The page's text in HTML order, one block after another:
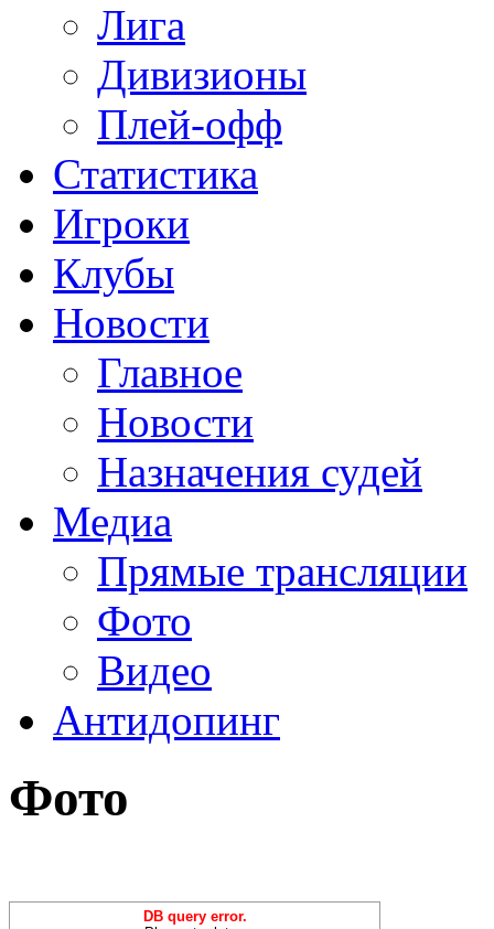
Лига
Дивизионы
Плей-офф
Статистика
Игроки
Клубы
Новости
Главное
Новости
Назначения судей
Медиа
Прямые трансляции
Фото
Видео
Антидопинг
Фото
DB query error.